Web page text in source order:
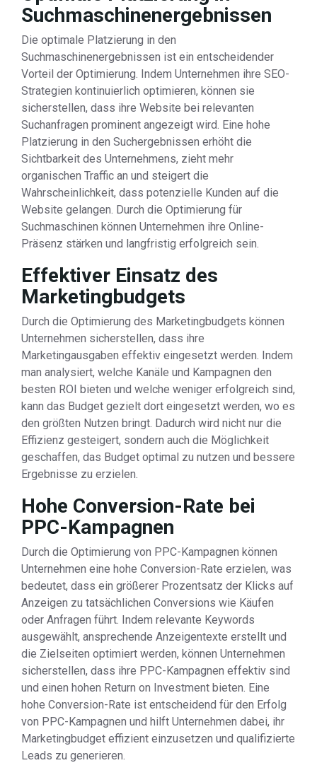
Suchmaschinenergebnissen
Die optimale Platzierung in den
Suchmaschinenergebnissen ist ein entscheidender
Vorteil der Optimierung. Indem Unternehmen ihre SEO-
Strategien kontinuierlich optimieren, können sie
sicherstellen, dass ihre Website bei relevanten
Suchanfragen prominent angezeigt wird. Eine hohe
Platzierung in den Suchergebnissen erhöht die
Sichtbarkeit des Unternehmens, zieht mehr
organischen Traffic an und steigert die
Wahrscheinlichkeit, dass potenzielle Kunden auf die
Website gelangen. Durch die Optimierung für
Suchmaschinen können Unternehmen ihre Online-
Präsenz stärken und langfristig erfolgreich sein.
Effektiver Einsatz des
Marketingbudgets
Durch die Optimierung des Marketingbudgets können
Unternehmen sicherstellen, dass ihre
Marketingausgaben effektiv eingesetzt werden. Indem
man analysiert, welche Kanäle und Kampagnen den
besten ROI bieten und welche weniger erfolgreich sind,
kann das Budget gezielt dort eingesetzt werden, wo es
den größten Nutzen bringt. Dadurch wird nicht nur die
Effizienz gesteigert, sondern auch die Möglichkeit
geschaffen, das Budget optimal zu nutzen und bessere
Ergebnisse zu erzielen.
Hohe Conversion-Rate bei
PPC-Kampagnen
Durch die Optimierung von PPC-Kampagnen können
Unternehmen eine hohe Conversion-Rate erzielen, was
bedeutet, dass ein größerer Prozentsatz der Klicks auf
Anzeigen zu tatsächlichen Conversions wie Käufen
oder Anfragen führt. Indem relevante Keywords
ausgewählt, ansprechende Anzeigentexte erstellt und
die Zielseiten optimiert werden, können Unternehmen
sicherstellen, dass ihre PPC-Kampagnen effektiv sind
und einen hohen Return on Investment bieten. Eine
hohe Conversion-Rate ist entscheidend für den Erfolg
von PPC-Kampagnen und hilft Unternehmen dabei, ihr
Marketingbudget effizient einzusetzen und qualifizierte
Leads zu generieren.